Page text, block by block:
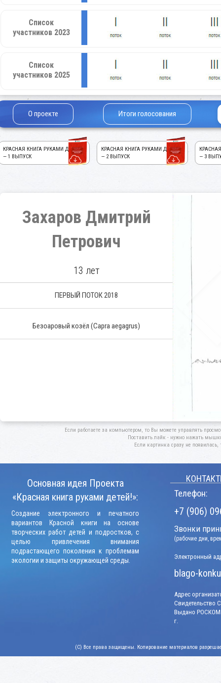
Список
участников 2023
Список
участников 2025
О проекте Итоги голосования
КРАСНАЯ КНИГА РУКАМИ ДЕТЕЙ!
— 1 ВЫПУСК
КРАСНАЯ КНИГА РУКАМИ ДЕТЕЙ!
— 2 ВЫПУСК
— 3
Захаров Дмитрий
Петрович
13 лет
ПЕРВЫЙ ПОТОК 2018
Безоаровый козёл (Capra aegagrus)
Если работаете за компьютером, то Вы можете управлять
Поставить лайк - нужно нажать
Если картинка сразу не появилась,
Основная идея Проекта
«Красная книга руками детей!»:
Создание электронного и печатного
вариантов Красной книги на основе
творческих работ детей и подростков, с
целью привлечения внимания
подрастающего поколения к проблемам
экологии и защиты окружающей среды.
Телефон:
+7 (906)
Звонки
(рабочие дни,
Электронный
blago-
Адрес
Свидетельство
Выдано
г.
(C) Все права защищены. Копирование материалов